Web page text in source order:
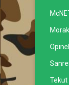
Tekut